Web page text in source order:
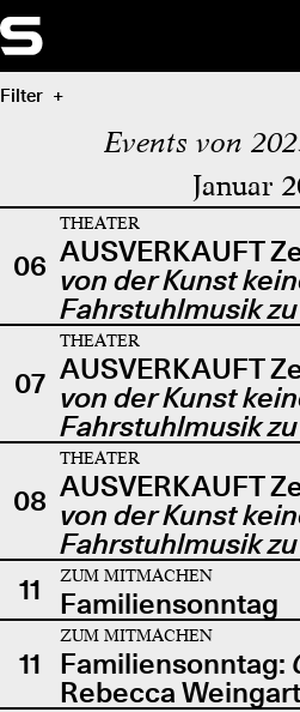
Filter
Events von
Januar
06
THEATER
AUSVERKAUFT
von der Kunst
Fahrstuhlmusik
07
THEATER
AUSVERKAUFT
von der Kunst
Fahrstuhlmusik
08
THEATER
AUSVERKAUFT
von der Kunst
Fahrstuhlmusik
11
ZUM MITMACHEN
Familiensonntag
11
ZUM MITMACHEN
Familiensonntag:
Rebecca